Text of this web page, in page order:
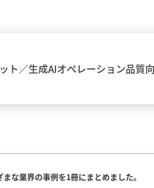
行・証券・保険・決済） 物流／
ト 生成AIオペレーション品質
まな業界の事例を1冊にまとめました。